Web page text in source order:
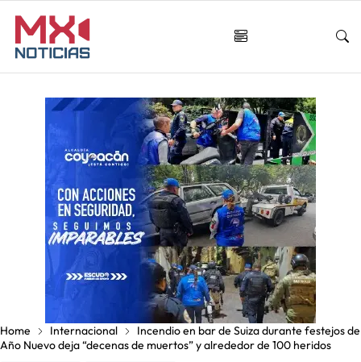
Home Internacional
Incendio en bar de Suiza durante festejos de
Año Nuevo deja “decenas de muertos” y alrededor de 100 heridos